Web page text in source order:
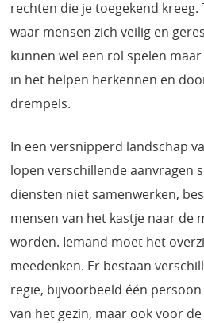
rechten die je toegekend
waar mensen zich veilig en
kunnen wel een rol spelen
in het helpen herkennen en
drempels.
In een versnipperd landschap
lopen verschillende aanvragen
diensten niet samenwerken,
mensen van het kastje naar de
worden. Iemand moet het
meedenken. Er bestaan
regie, bijvoorbeeld één
van het gezin, maar ook voor